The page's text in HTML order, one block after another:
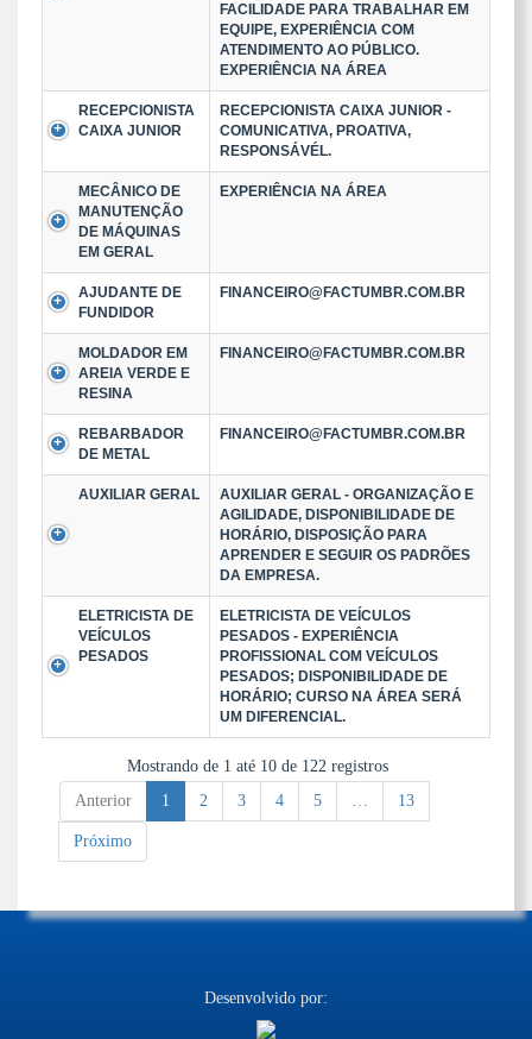
FACILIDADE PARA TRABALHAR EM
EQUIPE, EXPERIÊNCIA COM
ATENDIMENTO AO PÚBLICO.
EXPERIÊNCIA NA ÁREA
RECEPCIONISTA
CAIXA JUNIOR
RECEPCIONISTA CAIXA JUNIOR -
COMUNICATIVA, PROATIVA,
RESPONSÁVÉL.
MECÂNICO DE
MANUTENÇÃO
DE MÁQUINAS
EM GERAL
EXPERIÊNCIA NA ÁREA
AJUDANTE DE
FUNDIDOR
FINANCEIRO@FACTUMBR.COM.BR
MOLDADOR EM
AREIA VERDE E
RESINA
FINANCEIRO@FACTUMBR.COM.BR
REBARBADOR
DE METAL
FINANCEIRO@FACTUMBR.COM.BR
AUXILIAR GERAL
AUXILIAR GERAL - ORGANIZAÇÃO E
AGILIDADE, DISPONIBILIDADE DE
HORÁRIO, DISPOSIÇÃO PARA
APRENDER E SEGUIR OS PADRÕES
DA EMPRESA.
ELETRICISTA DE
VEÍCULOS
PESADOS
ELETRICISTA DE VEÍCULOS
PESADOS - EXPERIÊNCIA
PROFISSIONAL COM VEÍCULOS
PESADOS; DISPONIBILIDADE DE
HORÁRIO; CURSO NA ÁREA SERÁ
UM DIFERENCIAL.
Mostrando de 1 até 10 de 122 registros
Anterior
1 2 3 4 5 … 13
Próximo
Desenvolvido por: